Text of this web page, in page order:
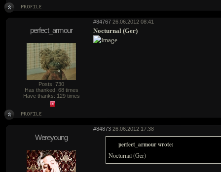
#84767 26.06.2012 08:41
perfect_armour
Posts: 730
Has thanked: 68times
Have thanks: 129times
Nocturnal (Ger)
#84873 26.06.2012 17:38
Wereyoung
perfect_armour wrote:
Nocturnal (Ger)